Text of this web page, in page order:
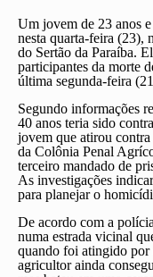
Um jovem de 23 anos
nesta quarta-feira (23),
do Sertão da Paraíba.
participantes da morte
última segunda-feira
Segundo informações
40 anos teria sido
jovem que atirou
da Colônia Penal
terceiro mandado de
As investigações
para planejar o
De acordo com a
numa estrada vicinal
quando foi atingido por
agricultor ainda